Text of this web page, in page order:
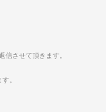
信させて頂きます。
。